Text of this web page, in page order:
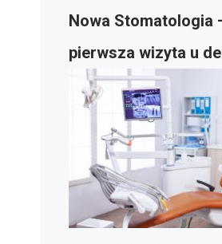
Nowa Stomatologia
pierwsza wizyta u